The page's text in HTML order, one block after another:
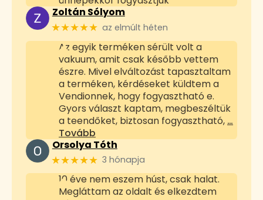
Zoltán Sólyom
★★★★★ az elmúlt héten
Az egyik terméken sérült volt a
vakuum, amit csak később vettem
észre. Mivel elváltozást tapasztaltam
a terméken, kérdéseket küldtem a
Vendionnek, hogy fogyasztható e.
Gyors választ kaptam, megbeszéltük
a teendőket, biztosan fogyasztható, …
Tovább
Orsolya Tóth
★★★★★ 3 hónapja
10 éve nem eszem húst, csak halat.
Megláttam az oldalt és elkezdtem